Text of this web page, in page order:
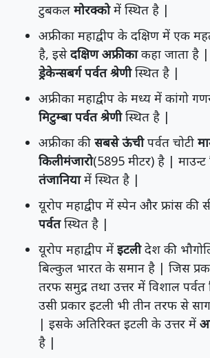
टुबकल मोरक्कोमें स्थित है |
अफ्रीका महाद्वीप के दक्षिण में एक
है, इसेदक्षिण अफ्रीकाकहा जाता है |
ड्रेकेन्सबर्ग पर्वत श्रेणीस्थित है |
अफ्रीका महाद्वीप के मध्य में कांगो
मिटुम्बा पर्वत श्रेणीस्थित है |
अफ्रीका की सबसे ऊंचीपर्वत चोटी
किलीमंजारो(5895 मीटर) है | माउन्ट
तंजानियामें स्थित है |
यूरोप महाद्वीप में स्पेन और फ्रांस की
पर्वतस्थित है |
यूरोप महाद्वीप में इटलीदेश की
बिल्कुल भारत के समान है | जिस
तरफ समुद्र तथा उत्तर में विशाल
उसी प्रकार इटली भी तीन तरफ से
| इसके अतिरिक्त इटली के उत्तर में
है |